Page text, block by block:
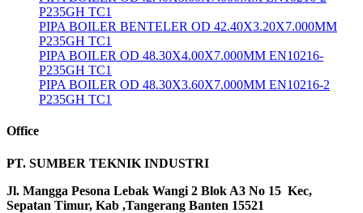
P235GH TC1
PIPA BOILER BENTELER OD 42.40X3.20X7.000MM
P235GH TC1
PIPA BOILER OD 48.30X4.00X7.000MM EN10216-
P235GH TC1
PIPA BOILER OD 48.30X3.60X7.000MM EN10216-2
P235GH TC1
Office
PT. SUMBER TEKNIK INDUSTRI
Jl. Mangga Pesona Lebak Wangi 2 Blok A3 No 15 Kec,
Sepatan Timur, Kab ,Tangerang Banten 15521